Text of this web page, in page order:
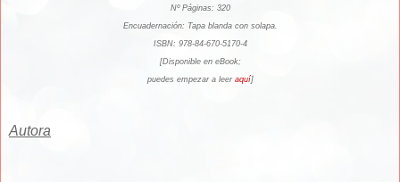
Nº Páginas: 320
Encuadernación: Tapa blanda con solapa.
ISBN: 978-84-670-5170-4
[Disponible en eBook;
puedes empezar a leer aquí]
Autora